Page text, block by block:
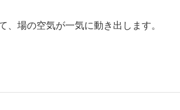
、場の空気が一気に動き出します。